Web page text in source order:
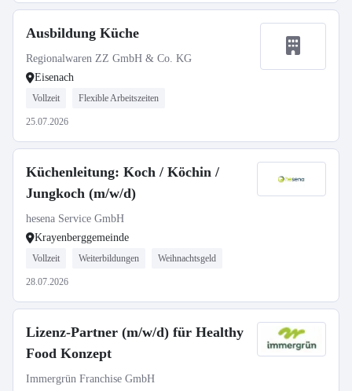
Ausbildung Küche
Regionalwaren ZZ GmbH & Co. KG
Eisenach
Vollzeit Flexible Arbeitszeiten
25.07.2026
Küchenleitung: Koch / Köchin /
Jungkoch (m/w/d)
hesena Service GmbH
Krayenberggemeinde
Vollzeit Weiterbildungen Weihnachtsgeld
28.07.2026
Lizenz-Partner (m/w/d) für Healthy
Food Konzept
Immergrün Franchise GmbH